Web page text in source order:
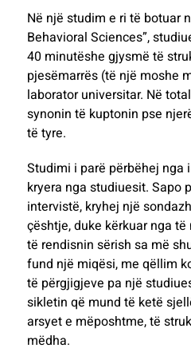
Në një studim e ri të botuar
Behavioral Sciences”,
40 minutëshe gjysmë të
pjesëmarrës (të një moshe
laborator universitar. Në
synonin të kuptonin pse
të tyre.
Studimi i parë përbëhej nga
kryera nga studiuesit. Sapo
intervistë, kryhej një
çështje, duke kërkuar nga
të rendisnin sërish sa më
fund një miqësi, me qëllim
të përgjigjeve pa një
sikletin që mund të ketë
arsyet e mëposhtme, të
mëdha.